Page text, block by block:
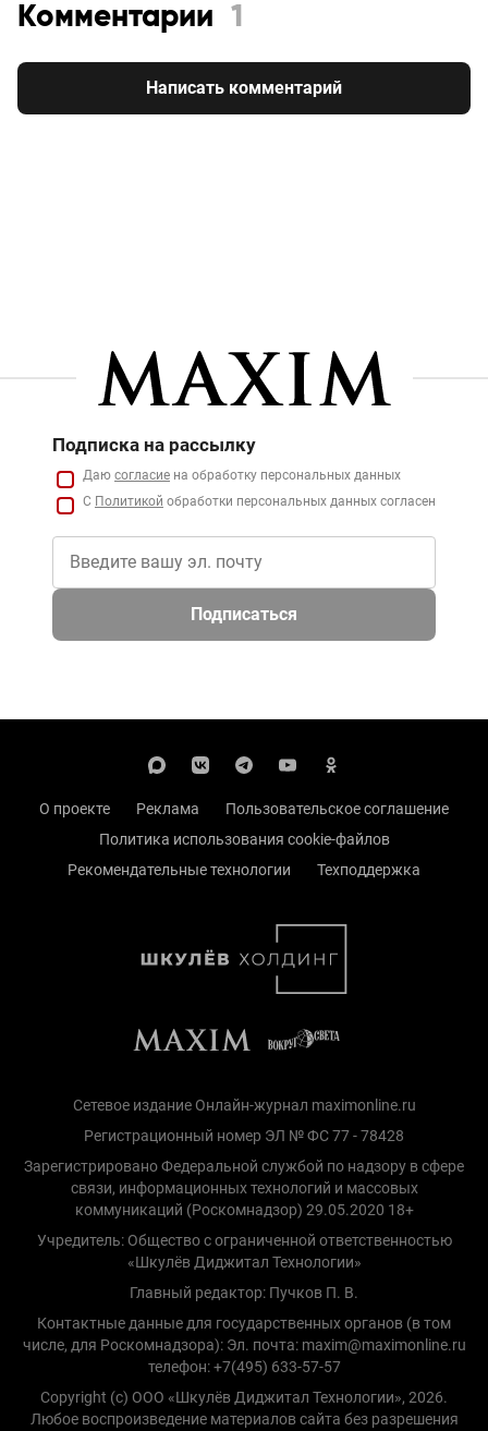
Комментарии 1
Написать комментарий
Подписка на рассылку
Даю согласие на обработку персональных данных
С Политикой обработки персональных данных согласен
Подписаться
О проекте Реклама
Пользовательское соглашение
Политика использования cookie-файлов
Рекомендательные технологии
Техподдержка
Сетевое издание Онлайн-журнал maximonline.ru
Регистрационный номер ЭЛ № ФС 77 - 78428
Зарегистрировано Федеральной службой по надзору в сфере
связи, информационных технологий и массовых
коммуникаций (Роскомнадзор) 29.05.2020 18+
Учредитель: Общество с ограниченной ответственностью
«Шкулёв Диджитал Технологии»
Главный редактор: Пучков П. В.
Контактные данные для государственных органов (в том
числе, для Роскомнадзора): Эл. почта: maxim@maximonline.ru
телефон: +7(495) 633-57-57
Copyright (с) ООО «Шкулёв Диджитал Технологии», 2026.
Любое воспроизведение материалов сайта без разрешения